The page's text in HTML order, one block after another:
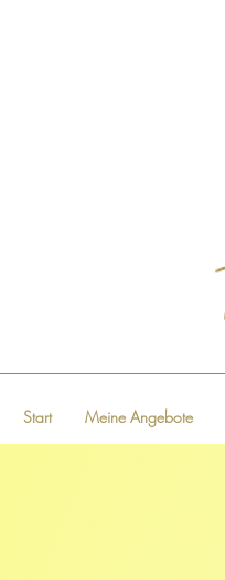
Start Meine Angebote